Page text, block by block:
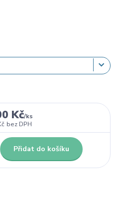
Kč/ks
bez DPH
Přidat do košíku